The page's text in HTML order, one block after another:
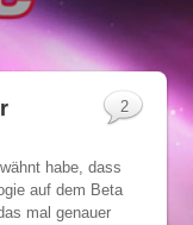
habe, dass
auf dem Beta
mal genauer
2